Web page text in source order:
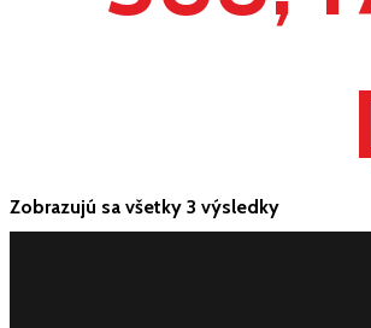
Zobrazujú sa všetky 3 výsledky